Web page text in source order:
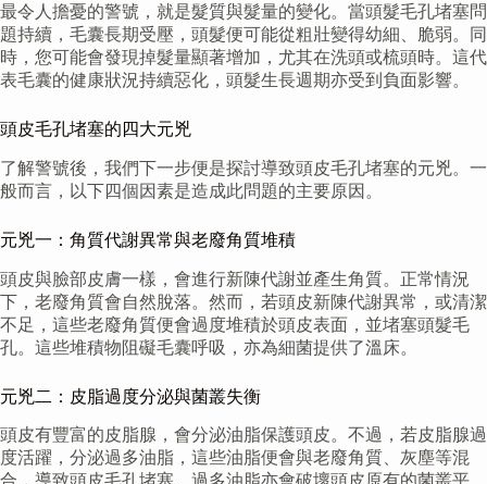
最令人擔憂的警號，就是髮質與髮量的變化。當頭髮毛孔堵塞問
題持續，毛囊長期受壓，頭髮便可能從粗壯變得幼細、脆弱。同
時，您可能會發現掉髮量顯著增加，尤其在洗頭或梳頭時。這代
表毛囊的健康狀況持續惡化，頭髮生長週期亦受到負面影響。
頭皮毛孔堵塞的四大元兇
了解警號後，我們下一步便是探討導致頭皮毛孔堵塞的元兇。一
般而言，以下四個因素是造成此問題的主要原因。
元兇一：角質代謝異常與老廢角質堆積
頭皮與臉部皮膚一樣，會進行新陳代謝並產生角質。正常情況
下，老廢角質會自然脫落。然而，若頭皮新陳代謝異常，或清潔
不足，這些老廢角質便會過度堆積於頭皮表面，並堵塞頭髮毛
孔。這些堆積物阻礙毛囊呼吸，亦為細菌提供了溫床。
元兇二：皮脂過度分泌與菌叢失衡
頭皮有豐富的皮脂腺，會分泌油脂保護頭皮。不過，若皮脂腺過
度活躍，分泌過多油脂，這些油脂便會與老廢角質、灰塵等混